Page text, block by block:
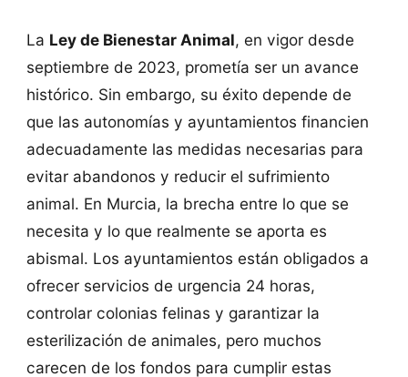
La Ley de Bienestar Animal, en vigor desde
septiembre de 2023, prometía ser un avance
histórico. Sin embargo, su éxito depende de
que las autonomías y ayuntamientos financien
adecuadamente las medidas necesarias para
evitar abandonos y reducir el sufrimiento
animal. En Murcia, la brecha entre lo que se
necesita y lo que realmente se aporta es
abismal. Los ayuntamientos están obligados a
ofrecer servicios de urgencia 24 horas,
controlar colonias felinas y garantizar la
esterilización de animales, pero muchos
carecen de los fondos para cumplir estas